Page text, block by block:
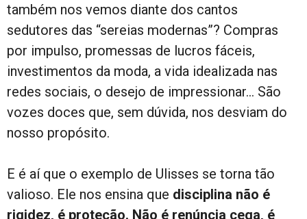
também nos vemos diante dos cantos
sedutores das “sereias modernas”? Compras
por impulso, promessas de lucros fáceis,
investimentos da moda, a vida idealizada nas
redes sociais, o desejo de impressionar… São
vozes doces que, sem dúvida, nos desviam do
nosso propósito.
E é aí que o exemplo de Ulisses se torna tão
valioso. Ele nos ensina que disciplina não é
rigidez, é proteção. Não é renúncia cega, é